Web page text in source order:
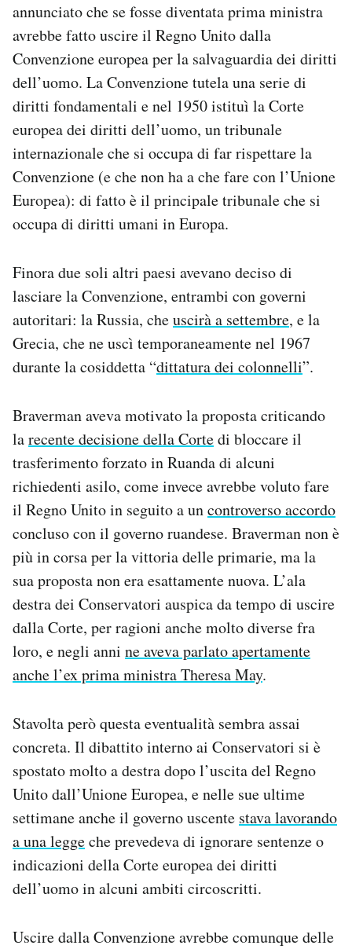
annunciato che se fosse diventata prima ministra
avrebbe fatto uscire il Regno Unito dalla
Convenzione europea per la salvaguardia dei diritti
dell’uomo. La Convenzione tutela una serie di
diritti fondamentali e nel 1950 istituì la Corte
europea dei diritti dell’uomo, un tribunale
internazionale che si occupa di far rispettare la
Convenzione (e che non ha a che fare con l’Unione
Europea): di fatto è il principale tribunale che si
occupa di diritti umani in Europa.
Finora due soli altri paesi avevano deciso di
lasciare la Convenzione, entrambi con governi
autoritari: la Russia, cheuscirà a settembre, e la
Grecia, che ne uscì temporaneamente nel 1967
durante la cosiddetta “dittatura dei colonnelli”.
Braverman aveva motivato la proposta criticando
larecente decisione della Cortedi bloccare il
trasferimento forzato in Ruanda di alcuni
richiedenti asilo, come invece avrebbe voluto fare
il Regno Unito in seguito a uncontroverso accordo
concluso con il governo ruandese. Braverman non è
più in corsa per la vittoria delle primarie, ma la
sua proposta non era esattamente nuova. L’ala
destra dei Conservatori auspica da tempo di uscire
dalla Corte, per ragioni anche molto diverse fra
loro, e negli anni ne aveva parlato apertamente
anche l’ex prima ministra Theresa May.
Stavolta però questa eventualità sembra assai
concreta. Il dibattito interno ai Conservatori si è
spostato molto a destra dopo l’uscita del Regno
Unito dall’Unione Europea, e nelle sue ultime
settimane anche il governo uscente stava lavorando
a una leggeche prevedeva di ignorare sentenze o
indicazioni della Corte europea dei diritti
dell’uomo in alcuni ambiti circoscritti.
Uscire dalla Convenzione avrebbe comunque delle